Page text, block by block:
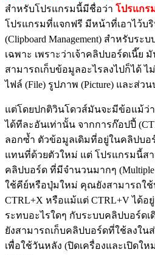
สำหรับโปรแกรมนี้มีชื่อว่า โปรแกร
โปรแกรมที่แจกฟรี มีหน้าที่เอาไว้บ
(Clipboard Management) สำหรับระ
เฉพาะ เพราะว่าเจ้าคลิปบอร์ดเนี๊ย
สามารถเก็บข้อมูลอะไรลงไปก็ได้ ไ
ไฟล์ (File) รูปภาพ (Picture) และส่ว
แต่โดยปกติวินโดวส์มันจะมีข้อแม้ว่
ได้ทีละอันเท่านั้น จากการก๊อปปี้
ลอกซ้ำ ตัวข้อมูลเดิมที่อยู่ในคลิปบอ
แทนที่ด้วยตัวใหม่ แต่ โปรแกรมนี้ส
คลิปบอร์ด ที่มีจำนวนมากๆ (Multiple
ใช้คีย์หรือปุ่มใหม่ คุณยังสามารถใช้
CTRL+X หรือแม้แต่ CTRL+V ได้อ
ระทบอะไรใดๆ กับระบบคลิปบอร์ด
ยังสามารถเก็บคลิปบอร์ดที่ใช้ลงใน
เพื่อใช้วันหลัง (ปิดเครื่องและเปิดใ